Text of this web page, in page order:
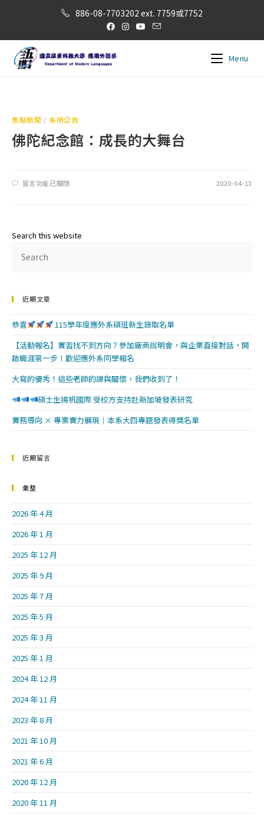
886-08-7703202 ext. 7759或7752
Menu
焦點新聞 / 系所公告
佛陀紀念館：成長的大舞台
留言功能已關閉 2020-04-13
Search this website
近期文章
恭喜
115學年度應外系碩班新生錄取名單
【活動報名】實習找不到方向？參加廠商說明會，與企業直接對話，開
啟職涯第一步！歡迎應外系同學報名
大寫的優秀！這些老師的課與關懷，我們收到了！
碩士生揚帆國際 受校方支持赴新加坡發表研究
實務導向 × 專業實力展現｜本系大四專題發表得獎名單
近期留言
彙整
2026 年 4 月
2026 年 1 月
2025 年 12 月
2025 年 9 月
2025 年 7 月
2025 年 5 月
2025 年 3 月
2025 年 1 月
2024 年 12 月
2024 年 11 月
2023 年 8 月
2021 年 10 月
2021 年 6 月
2020 年 12 月
2020 年 11 月